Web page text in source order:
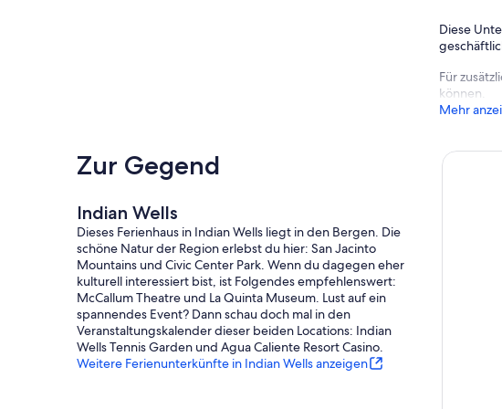
- Dieses Haus hat eine optionale Poolheizgebühr für zusätzliche 125 USD
- Beim Check-in ist möglicherweise ein Lichtbildausweis erforderlich
Diese
Für
können.
Mehr
Zur Gegend
Indian Wells
Dieses Ferienhaus in Indian Wells liegt in den Bergen. Die
schöne Natur der Region erlebst du hier: San Jacinto
Mountains und Civic Center Park. Wenn du dagegen eher
kulturell interessiert bist, ist Folgendes empfehlenswert:
McCallum Theatre und La Quinta Museum. Lust auf ein
spannendes Event? Dann schau doch mal in den
Veranstaltungskalender dieser beiden Locations: Indian
Wells Tennis Garden und Agua Caliente Resort Casino.
Weitere Ferienunterkünfte in Indian Wells anzeigen